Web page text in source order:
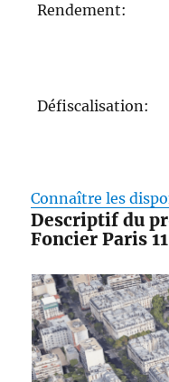
Rendement:
Défiscalisation:
Connaître les
Descriptif du
Foncier Paris 11